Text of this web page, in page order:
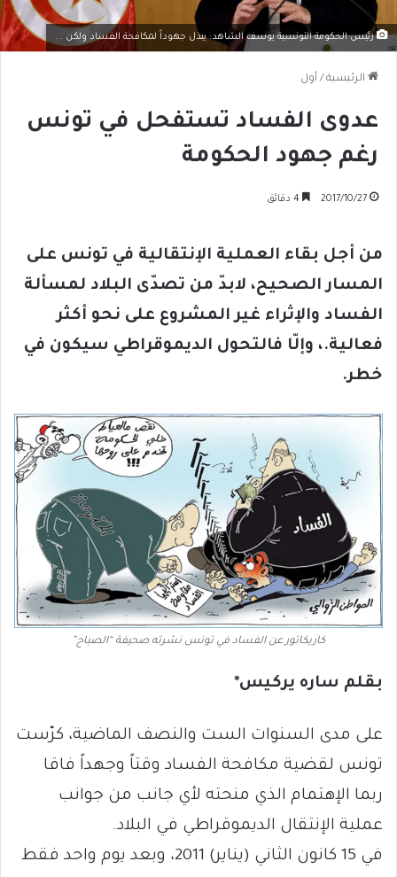
رئيس الحكومة التونسية يوسف الشاهد: يبذل جهوداً لمكافحة الفساد ولكن ...
الرئيسية / أول
عدوى الفساد تستفحل في تونس
رغم جهود الحكومة
2017/10/27
من أجل بقاء العملية الإنتقالية في تونس على
المسار الصحيح، لابدّ من تصدّى البلاد لمسألة
الفساد والإثراء غير المشروع على نحو أكثر
فعالية.، وإلّا فالتحول الديموقراطي سيكون في
خطر.
كاريكاتور عن الفساد في تونس نشرته صحيفة “الصباح”
بقلم ساره يركيس*
على مدى السنوات الست والنصف الماضية، كرّست
تونس لقضية مكافحة الفساد وقتاً وجهداً فاقا
ربما الإهتمام الذي منحته لأي جانب من جوانب
عملية الإنتقال الديموقراطي في البلاد.
في 15 كانون الثاني (يناير) 2011، وبعد يوم واحد فقط